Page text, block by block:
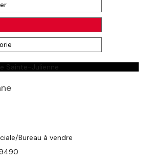
Bureau à vendre